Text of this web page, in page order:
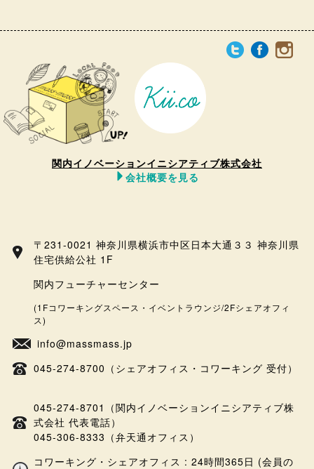
関内イノベーションイニシアティブ株式会社
会社概要を見る
〒231-0021 神奈川県横浜市中区日本大通３３ 神奈川県
住宅供給公社 1F
関内フューチャーセンター
(1Fコワーキングスペース・イベントラウンジ/2Fシェアオフィ
ス)
info@massmass.jp
045-274-8700（シェアオフィス・コワーキング 受付）
045-274-8701（関内イノベーションイニシアティブ株
式会社 代表電話）
045-306-8333（弁天通オフィス）
コワーキング・シェアオフィス : 24時間365日 (会員の